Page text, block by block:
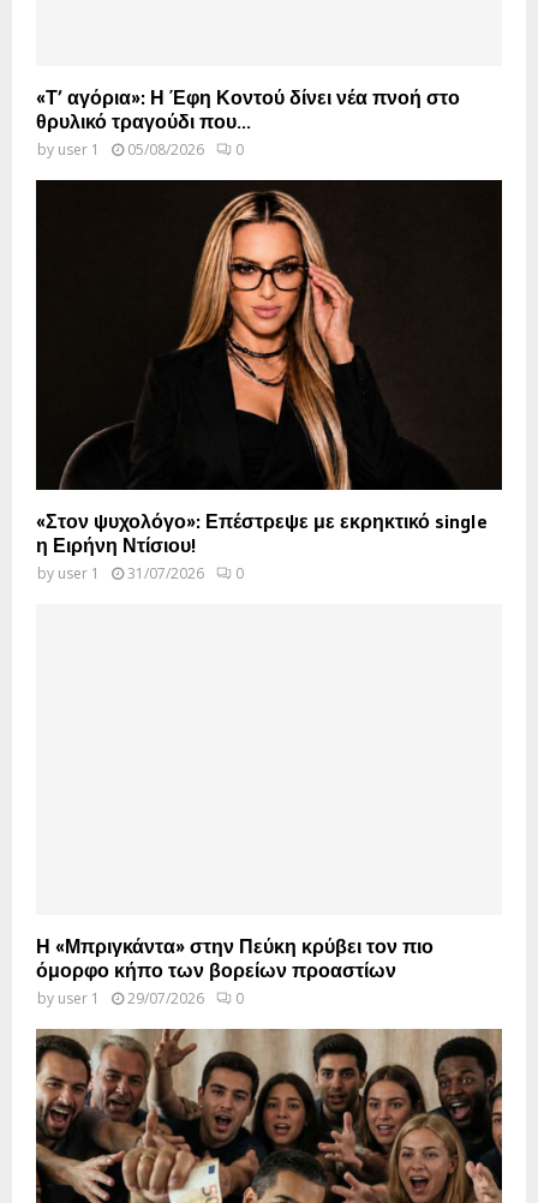
«Τ’ αγόρια»: Η Έφη Κοντού δίνει νέα πνοή στο
θρυλικό τραγούδι που...
by user 1 05/08/2026 0
«Στον ψυχολόγο»: Επέστρεψε με εκρηκτικό single
η Ειρήνη Ντίσιου!
by user 1 31/07/2026 0
Η «Μπριγκάντα» στην Πεύκη κρύβει τον πιο
όμορφο κήπο των βορείων προαστίων
by user 1 29/07/2026 0